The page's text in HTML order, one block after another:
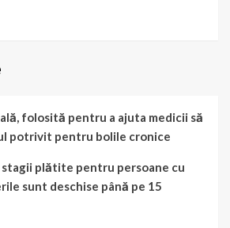
folosită pentru a ajuta medicii să
potrivit pentru bolile cronice
stagii plătite pentru persoane cu
sunt deschise până pe 15